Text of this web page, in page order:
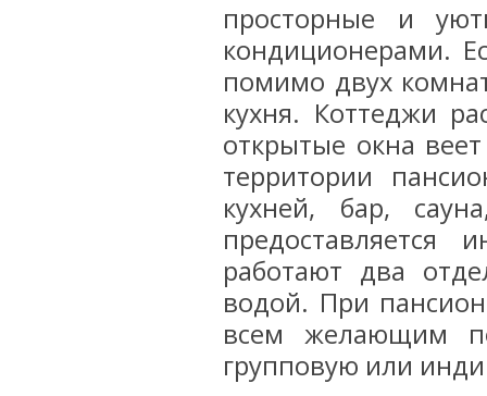
просторные и
кондиционерами.
помимо двух
кухня. Коттеджи
открытые окна
территории
кухней, бар,
работают два
водой. При
всем желающим
групповую или